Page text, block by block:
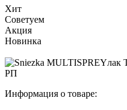
Хит
Советуем
Акция
Новинка
Информация о товаре: